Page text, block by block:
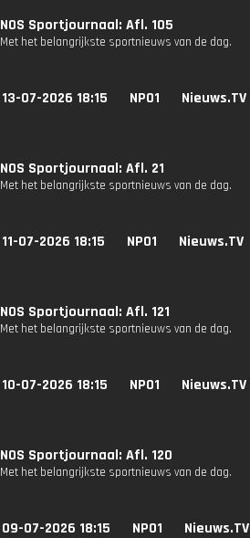
NOS Sportjournaal: Afl. 105
Met het belangrijkste sportnieuws van de dag.
13-07-2026 18:15 NPO1 Nieuws.TV
NOS Sportjournaal: Afl. 21
Met het belangrijkste sportnieuws van de dag.
11-07-2026 18:15 NPO1 Nieuws.TV
NOS Sportjournaal: Afl. 121
Met het belangrijkste sportnieuws van de dag.
10-07-2026 18:15 NPO1 Nieuws.TV
NOS Sportjournaal: Afl. 120
Met het belangrijkste sportnieuws van de dag.
09-07-2026 18:15 NPO1 Nieuws.TV